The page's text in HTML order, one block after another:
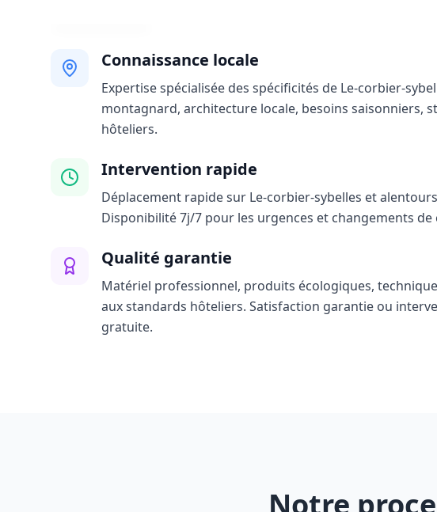
Connaissance locale
Expertise spécialisée des spécificités de Le-corbier-
montagnard, architecture locale, besoins saisonniers,
hôteliers.
Intervention rapide
Déplacement rapide sur Le-corbier-sybelles et
Disponibilité 7j/7 pour les urgences et changements de
Qualité garantie
Matériel professionnel, produits écologiques,
aux standards hôteliers. Satisfaction garantie ou
gratuite.